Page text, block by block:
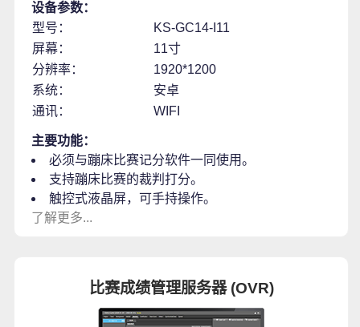
设备参数：
型号：
KS-GC14-I11
屏幕：
11寸
分辨率：
1920*1200
系统：
安卓
通讯：
WIFI
主要功能：
必须与蹦床比赛记分软件一同使用。
支持蹦床比赛的裁判打分。
触控式液晶屏，可手持操作。
了解更多...
比赛成绩管理服务器 (OVR)